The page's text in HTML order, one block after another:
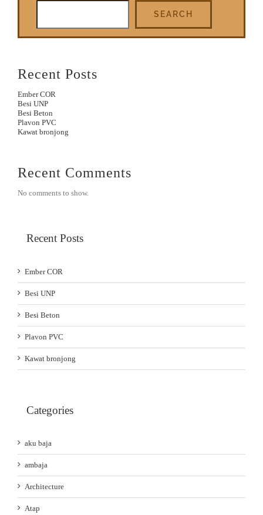
SEARCH
Recent Posts
Ember COR
Besi UNP
Besi Beton
Plavon PVC
Kawat bronjong
Recent Comments
No comments to show.
Recent Posts
Ember COR
Besi UNP
Besi Beton
Plavon PVC
Kawat bronjong
Categories
aku baja
ambaja
Architecture
Atap